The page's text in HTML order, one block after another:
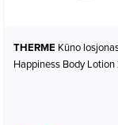
THERME
Happiness Body